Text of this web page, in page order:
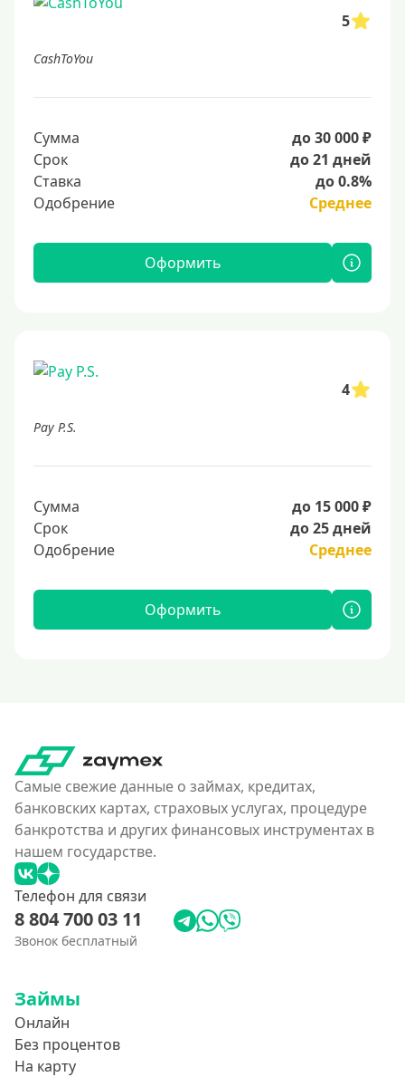
5
CashToYou
Сумма
до 30 000 ₽
Срок
до 21 дней
Ставка
до 0.8%
Одобрение
Среднее
Оформить
4
Pay P.S.
Сумма
до 15 000 ₽
Срок
до 25 дней
Одобрение
Среднее
Оформить
Самые свежие данные о займах, кредитах,
банковских картах, страховых услугах, процедуре
банкротства и других финансовых инструментах в
нашем государстве.
Телефон для связи
8 804 700 03 11
Звонок бесплатный
Займы
Онлайн
Без процентов
На карту